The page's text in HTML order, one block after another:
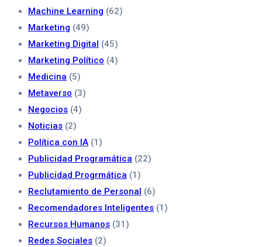
Machine Learning (62)
Marketing (49)
Marketing Digital (45)
Marketing Político (4)
Medicina (5)
Metaverso (3)
Negocios (4)
Noticias (2)
Política con IA (1)
Publicidad Programática (22)
Publicidad Progrmática (1)
Reclutamiento de Personal (6)
Recomendadores Inteligentes (1)
Recursos Humanos (31)
Redes Sociales (2)